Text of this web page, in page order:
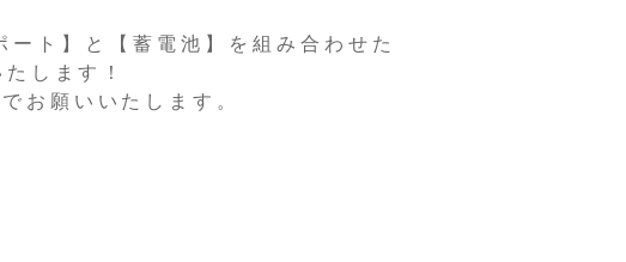
ト】と【蓄電池】を組み合わせた
します！
でお願いいたします。